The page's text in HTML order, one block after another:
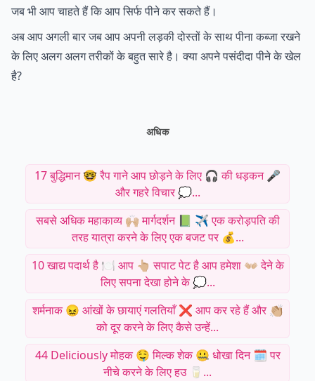
जब भी आप चाहते हैं कि आप सिर्फ पीने कर सकते हैं।
अब आप अगली बार जब आप अपनी लड़की दोस्तों के साथ पीना कब्जा रखने
के लिए अलग अलग तरीकों के बहुत सारे है। क्या अपने पसंदीदा पीने के खेल
है?
अधिक
17 बुद्धिमान 🤓 रैप गाने आप छोड़ने के लिए 🎧 की धड़कन 🎤
और गहरे विचार 💭...
सबसे अधिक महाकाव्य 🙌🏼 मार्गदर्शन 📗 ✈️ एक करोड़पति की
तरह यात्रा करने के लिए एक बजट पर 💰...
10 खाद्य पदार्थ है 🍽 आप 👆🏼 सपाट पेट है आप हमेशा 👐🏼 देने के
लिए सपना देखा होने के 💭...
शर्मनाक 😖 आंखों के छायाएं गलतियाँ ❌ आप कर रहे हैं और 👏🏼
को दूर करने के लिए कैसे उन्हें...
44 Deliciously मोहक 🤤 मिल्क शेक 🤐 धोखा दिन 🗓 पर
नीचे करने के लिए हउ 🥛...